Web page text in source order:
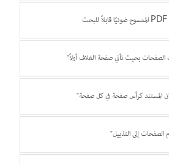
بحيث تأتي صفحة الغلاف أولاً"
المستند كرأس صفحة في كل صفحة"
إلى التذييل"